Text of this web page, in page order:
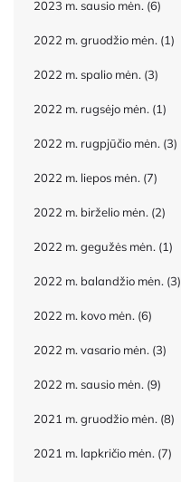
2023 m. sausio mėn. (6)
2022 m. gruodžio mėn. (1)
2022 m. spalio mėn. (3)
2022 m. rugsėjo mėn. (1)
2022 m. rugpjūčio mėn. (3)
2022 m. liepos mėn. (7)
2022 m. birželio mėn. (2)
2022 m. gegužės mėn. (1)
2022 m. balandžio mėn. (3)
2022 m. kovo mėn. (6)
2022 m. vasario mėn. (3)
2022 m. sausio mėn. (9)
2021 m. gruodžio mėn. (8)
2021 m. lapkričio mėn. (7)